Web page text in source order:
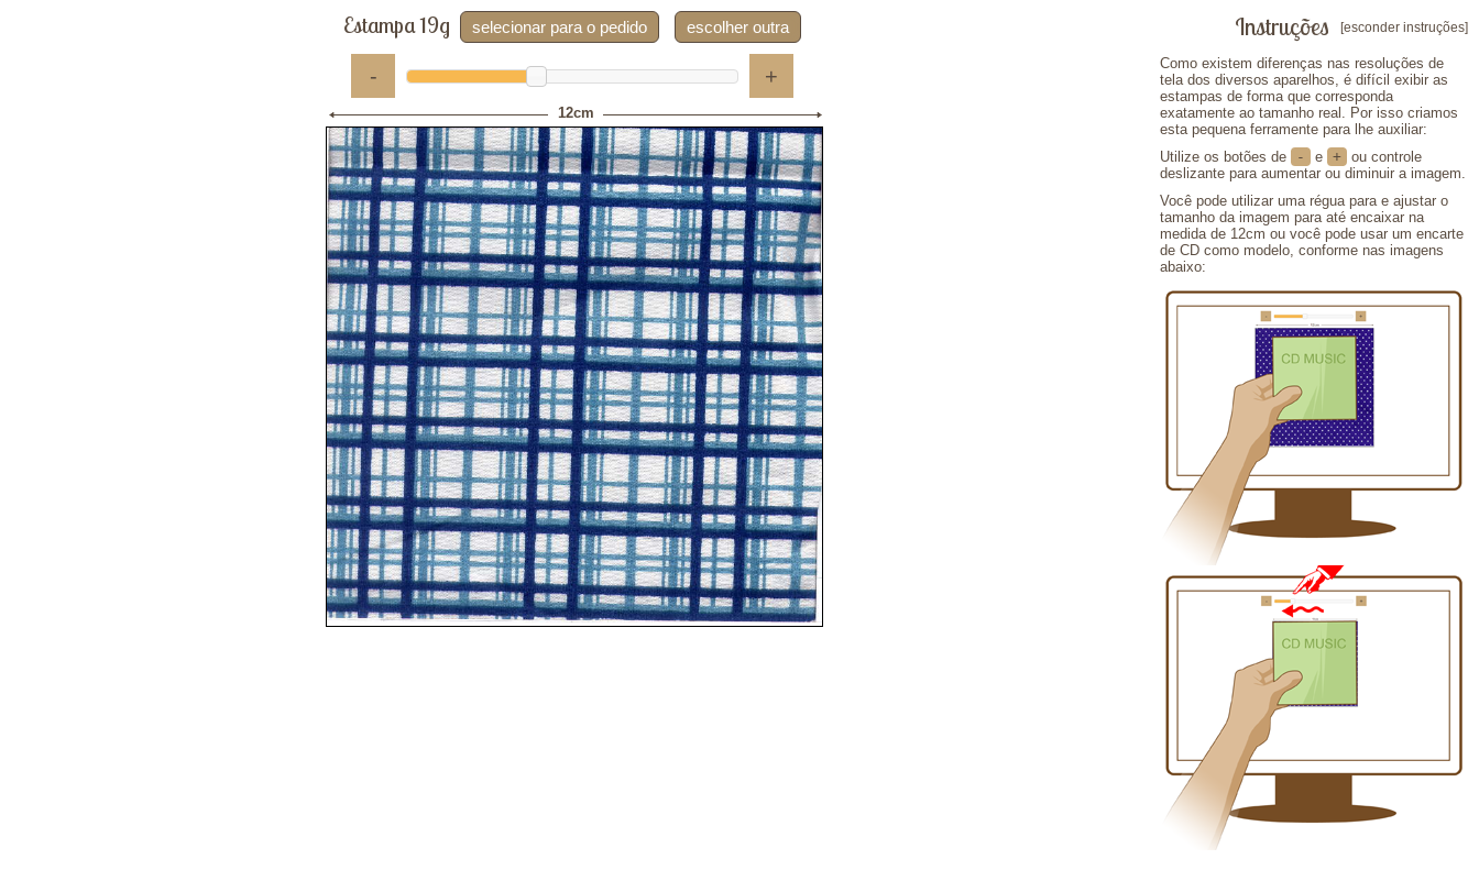
[esconder instruções]
Instruções
Como existem diferenças nas resoluções de
tela dos diversos aparelhos, é difícil exibir as
estampas de forma que corresponda
exatamente ao tamanho real. Por isso criamos
esta pequena ferramente para lhe auxiliar:
Utilize os botões de
- e + ou controle
deslizante para aumentar ou diminuir a imagem.
Você pode utilizar uma régua para e ajustar o
tamanho da imagem para até encaixar na
medida de 12cm ou você pode usar um encarte
de CD como modelo, conforme nas imagens
abaixo:
Estampa 19g selecionar para o pedido escolher outra
- +
12cm